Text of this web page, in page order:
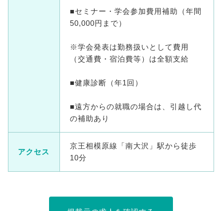
■セミナー・学会参加費用補助（年間
50,000円まで）
※学会発表は勤務扱いとして費用
（交通費・宿泊費等）は全額支給
■健康診断（年1回）
■遠方からの就職の場合は、引越し代
の補助あり
アクセス
京王相模原線「南大沢」駅から徒歩
10分